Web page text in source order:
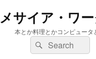
メサイア・ワ
本とか料理とかコンピュータ
検
索:
検
索